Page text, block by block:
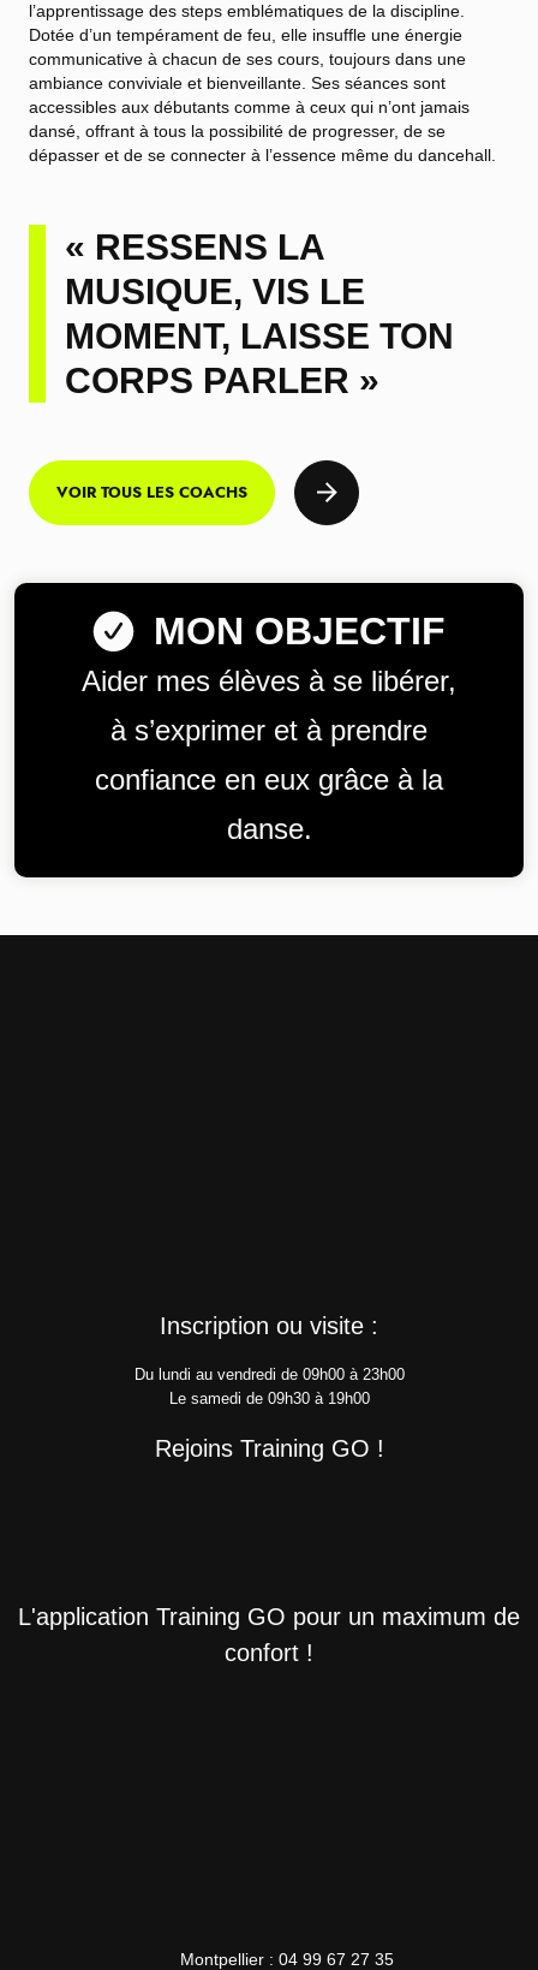
l’apprentissage des steps emblématiques de la discipline.
Dotée d’un tempérament de feu, elle insuffle une énergie
communicative à chacun de ses cours, toujours dans une
ambiance conviviale et bienveillante. Ses séances sont
accessibles aux débutants comme à ceux qui n’ont jamais
dansé, offrant à tous la possibilité de progresser, de se
dépasser et de se connecter à l’essence même du dancehall.
« RESSENS LA
MUSIQUE, VIS LE
MOMENT, LAISSE TON
CORPS PARLER »
VOIR TOUS LES COACHS
MON OBJECTIF
Aider mes élèves à se libérer,
à s’exprimer et à prendre
confiance en eux grâce à la
danse.
Inscription ou visite :
Du lundi au vendredi de 09h00 à 23h00
Le samedi de 09h30 à 19h00
Rejoins Training GO !
L'application Training GO pour un maximum de
confort !
Montpellier : 04 99 67 27 35